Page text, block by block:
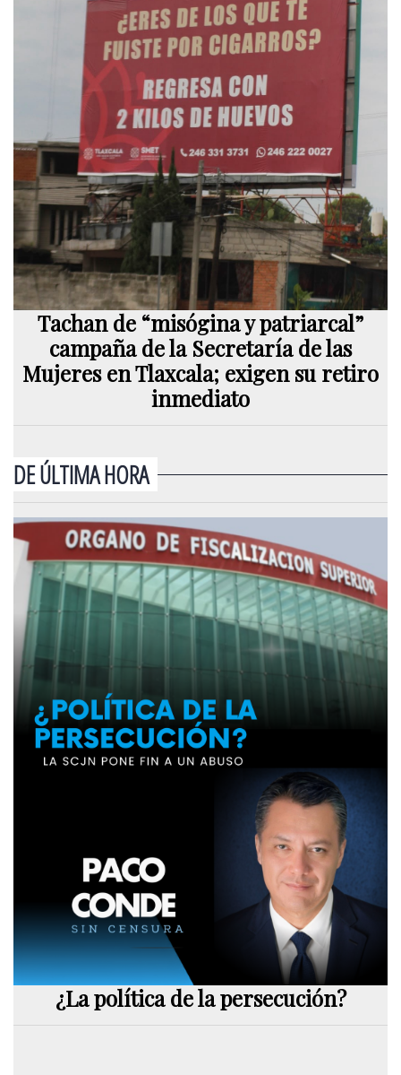
Tachan de “misógina y patriarcal”
campaña de la Secretaría de las
Mujeres en Tlaxcala; exigen su retiro
inmediato
DE ÚLTIMA HORA
¿La política de la persecución?